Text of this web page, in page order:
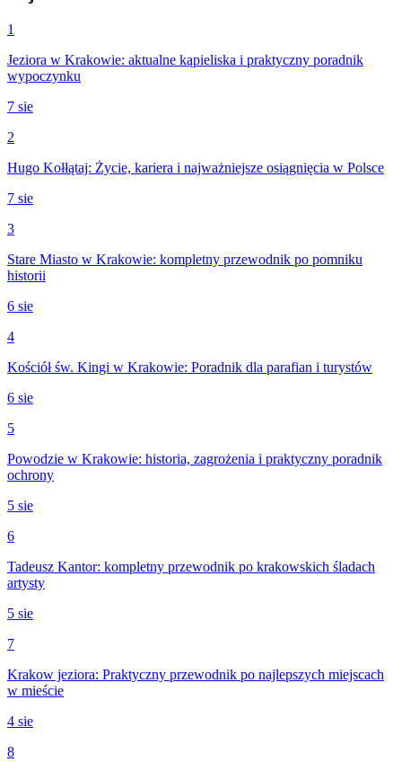
1
Jeziora w Krakowie: aktualne kąpieliska i praktyczny poradnik
wypoczynku
7 sie
2
Hugo Kołłątaj: Życie, kariera i najważniejsze osiągnięcia w Polsce
7 sie
3
Stare Miasto w Krakowie: kompletny przewodnik po pomniku
historii
6 sie
4
Kościół św. Kingi w Krakowie: Poradnik dla parafian i turystów
6 sie
5
Powodzie w Krakowie: historia, zagrożenia i praktyczny poradnik
ochrony
5 sie
6
Tadeusz Kantor: kompletny przewodnik po krakowskich śladach
artysty
5 sie
7
Krakow jeziora: Praktyczny przewodnik po najlepszych miejscach
w mieście
4 sie
8